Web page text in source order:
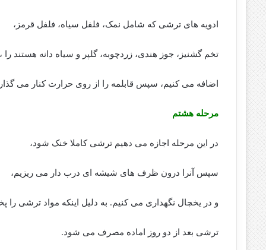
ادویه های ترشی که شامل نمک، فلفل سیاه، فلفل قرمز،
تخم گشنیز، جوز هندی، زردچوبه، گلپر و سیاه دانه هستند را ،
اضافه می کنیم، سپس قابلمه را از روی حرارت کنار می
مرحله هشتم
در این مرحله اجازه می دهیم ترشی کاملا خنک شود،
سپس آنرا درون ظرف های شیشه ای درب دار می ریزیم،
و در یخچال نگهداری می کنیم. به دلیل اینکه مواد ترشی را
ترشی بعد از دو روز اماده مصرف می شود.